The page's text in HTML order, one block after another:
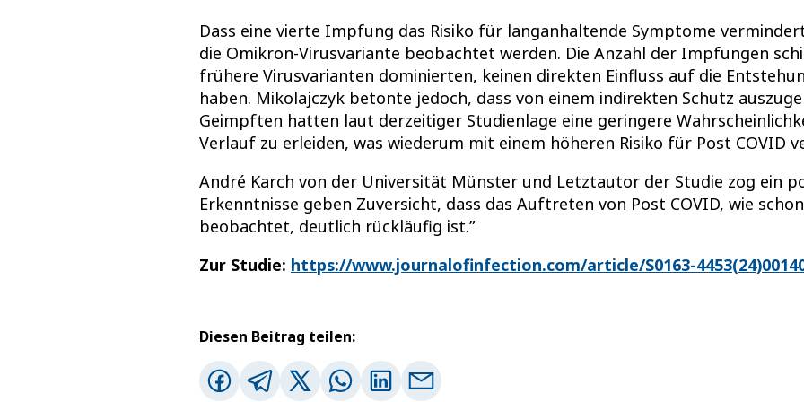
Dass eine vierte Impfung das Risiko für langanhaltende Symptome
die Omikron-Virusvariante beobachtet werden. Die Anzahl der Impfungen
frühere Virusvarianten dominierten, keinen direkten Einfluss auf die
haben. Mikolajczyk betonte jedoch, dass von einem indirekten Schutz
Geimpften hatten laut derzeitiger Studienlage eine geringere
Verlauf zu erleiden, was wiederum mit einem höheren Risiko für Post COVID
André Karch von der Universität Münster und Letztautor der Studie zog ein
Erkenntnisse geben Zuversicht, dass das Auftreten von Post COVID, wie
beobachtet, deutlich rückläufig ist.”
Zur Studie: https://www.journalofinfection.com/article/S0163-
Diesen Beitrag teilen: